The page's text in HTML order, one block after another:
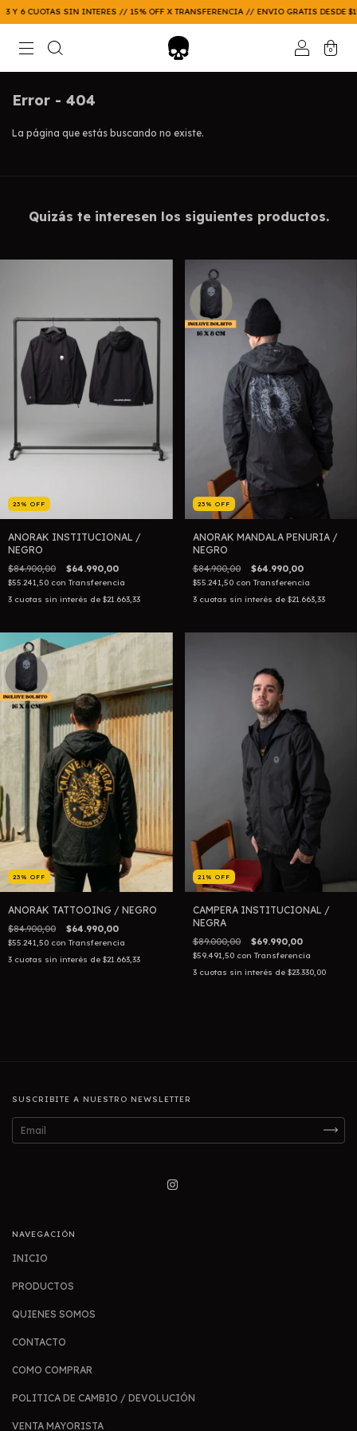
6 CUOTAS SIN INTERES // 15% OFF X TRANSFERENCIA // ENVIO GRATIS DESDE
0
Error - 404
La página que estás buscando no existe.
Quizás te interesen los siguientes productos.
23 % OFF
ANORAK INSTITUCIONAL /
NEGRO
$84.900,00 $64.990,00
$55.241,50 con Transferencia
3 cuotas sin interés de $21.663,33
23 % OFF
ANORAK MANDALA PENURIA /
NEGRO
$84.900,00 $64.990,00
$55.241,50 con Transferencia
3 cuotas sin interés de $21.663,33
23 % OFF
ANORAK TATTOOING / NEGRO
$84.900,00 $64.990,00
$55.241,50 con Transferencia
3 cuotas sin interés de $21.663,33
21 % OFF
CAMPERA INSTITUCIONAL /
NEGRA
$89.000,00 $69.990,00
$59.491,50 con Transferencia
3 cuotas sin interés de $23.330,00
SUSCRIBITE A NUESTRO NEWSLETTER
NAVEGACIÓN
INICIO
PRODUCTOS
QUIENES SOMOS
CONTACTO
COMO COMPRAR
POLITICA DE CAMBIO / DEVOLUCIÓN
VENTA MAYORISTA